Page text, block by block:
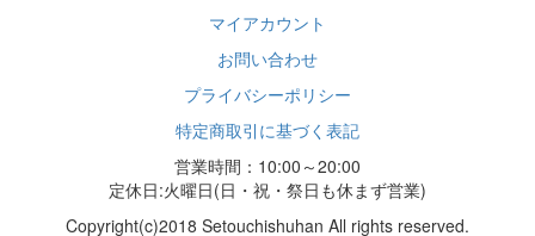
マイアカウント
お問い合わせ
プライバシーポリシー
特定商取引に基づく表記
営業時間：10:00～20:00
定休日:火曜日(日・祝・祭日も休まず営業)
Copyright(c)2018 Setouchishuhan All rights reserved.